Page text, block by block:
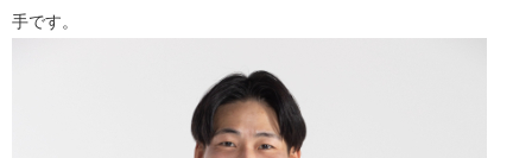
手です。